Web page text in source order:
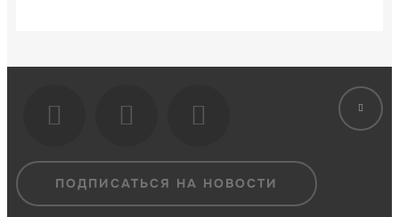
ПОДПИСАТЬСЯ НА НОВОСТИ